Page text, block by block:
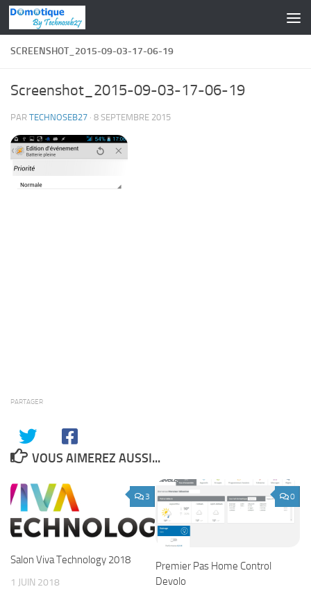
Skip to content
SCREENSHOT_2015-09-03-17-06-19
Screenshot_2015-09-03-17-06-19
PAR TECHNOSEB27 · 8 SEPTEMBRE 2015
PARTAGER
VOUS AIMEREZ AUSSI...
3
Salon Viva Technology 2018
1 JUIN 2018
0
Premier Pas Home Control
Devolo